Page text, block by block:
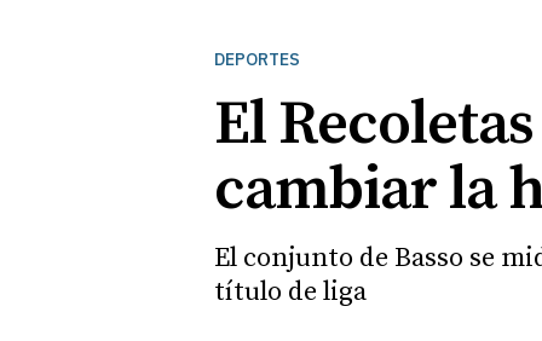
DEPORTES
El
cambiar la
El conjunto de Basso se
título de liga